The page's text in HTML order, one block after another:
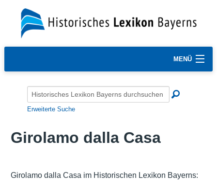
MENÜ
Erweiterte Suche
Girolamo dalla Casa
Girolamo dalla Casa im Historischen Lexikon Bayerns: